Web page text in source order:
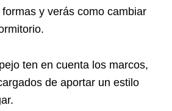
y verás como cambiar
ten en cuenta los marcos,
de aportar un estilo